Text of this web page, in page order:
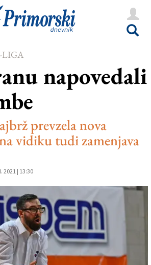
LIGA
napovedali
prevzela nova
vidiku tudi zamenjava
2021 | 13:30